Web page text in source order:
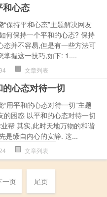
和心态
“保持平和心态”主题解决网友
何保持一个平和的心态? 保持
态并不容易,但是有一些方法可
掌握这一技巧,如下: 1....
文章列表
的心态对待一切
“用平和的心态对待一切”主题
的困惑 以平和的心态对待一切
帮 其实,此时天地万物的和谐
是缘自内心的安静. 这...
文章列表
一页 尾页